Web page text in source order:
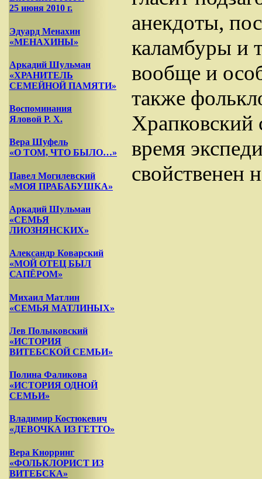
25 июня 2010 г.
Эдуард Менахин
«МЕНАХИНЫ»
Аркадий Шульман
«ХРАНИТЕЛЬ
СЕМЕЙНОЙ ПАМЯТИ»
Воспоминания
Яловой Р. Х.
Вера Шуфель
«О ТОМ, ЧТО БЫЛО…»
Павел Могилевский
«МОЯ ПРАБАБУШКА»
Аркадий Шульман
«СЕМЬЯ
ЛИОЗНЯНСКИХ»
Александр Коварский
«МОЙ ОТЕЦ БЫЛ
САПЁРОМ»
Михаил Матлин
«СЕМЬЯ МАТЛИНЫХ»
Лев Полыковский
«ИСТОРИЯ
ВИТЕБСКОЙ СЕМЬИ»
Полина Фаликова
«ИСТОРИЯ ОДНОЙ
СЕМЬИ»
Владимир Костюкевич
«ДЕВОЧКА ИЗ ГЕТТО»
Вера Кнорринг
«ФОЛЬКЛОРИСТ ИЗ
ВИТЕБСКА»
анекдоты,
каламбуры и
вообще и
также
Храпковский
время
свойственен